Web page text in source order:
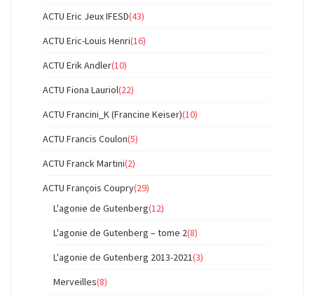
ACTU Eric Jeux IFESD(43)
ACTU Eric-Louis Henri(16)
ACTU Erik Andler(10)
ACTU Fiona Lauriol(22)
ACTU Francini_K (Francine Keiser)(10)
ACTU Francis Coulon(5)
ACTU Franck Martini(2)
ACTU François Coupry(29)
L'agonie de Gutenberg(12)
L'agonie de Gutenberg – tome 2(8)
L'agonie de Gutenberg 2013-2021(3)
Merveilles(8)